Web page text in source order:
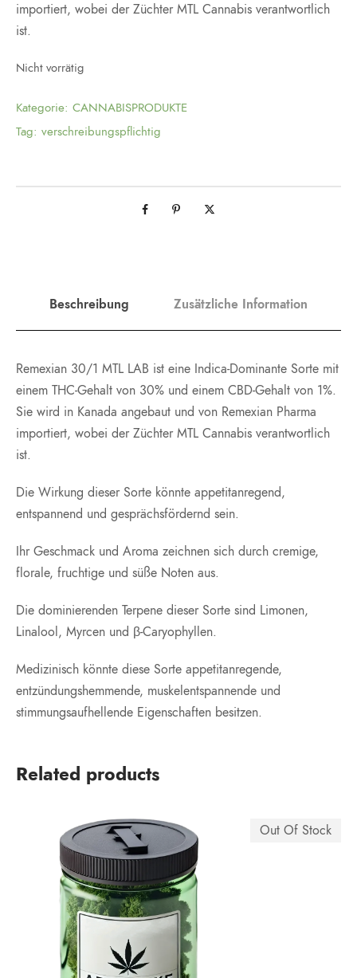
importiert, wobei der Züchter MTL Cannabis verantwortlich
ist.
Nicht vorrätig
Kategorie: CANNABISPRODUKTE
Tag: verschreibungspflichtig
Beschreibung Zusätzliche Information
Remexian 30/1 MTL LAB ist eine Indica-Dominante Sorte mit
einem THC-Gehalt von 30% und einem CBD-Gehalt von 1%.
Sie wird in Kanada angebaut und von Remexian Pharma
importiert, wobei der Züchter MTL Cannabis verantwortlich
ist.
Die Wirkung dieser Sorte könnte appetitanregend,
entspannend und gesprächsfördernd sein.
Ihr Geschmack und Aroma zeichnen sich durch cremige,
florale, fruchtige und süße Noten aus.
Die dominierenden Terpene dieser Sorte sind Limonen,
Linalool, Myrcen und β-Caryophyllen.
Medizinisch könnte diese Sorte appetitanregende,
entzündungshemmende, muskelentspannende und
stimmungsaufhellende Eigenschaften besitzen.
Related products
Out Of Stock